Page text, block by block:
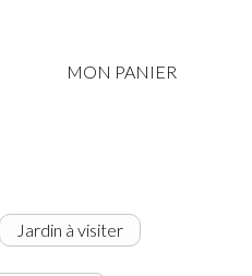
MON PANIER
Jardin à visiter